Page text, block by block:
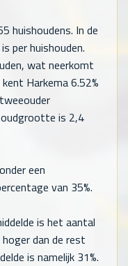
huishoudens. In de
per huishouden.
wat neerkomt
Harkema 6.52%
is 2,4
een
van 35%.
is het aantal
dan de rest
is namelijk 31%.